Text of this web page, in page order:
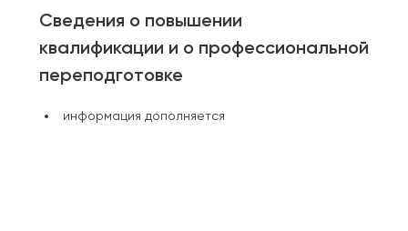
Сведения о повышении
квалификации и о профессиональной
переподготовке
информация дополняется